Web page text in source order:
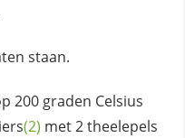
staan.
200 graden Celsius
(2) met 2 theelepels